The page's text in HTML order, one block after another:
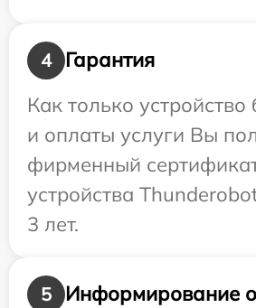
4
Гарантия
Как только устройство
и оплаты услуги Вы
фирменный
устройства
3 лет.
5
Информирование о